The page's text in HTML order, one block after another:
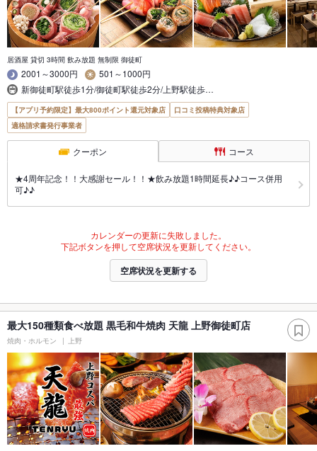
居酒屋 貸切 3時間 飲み放題 無制限 御徒町
2001～3000円
501～1000円
新御徒町駅徒歩1分/御徒町駅徒歩2分/上野駅徒歩…
【アプリ予約限定】最大800ポイント還元対象店
口コミ投稿特典対象店
適格請求書発行事業者
クーポン コース
★4周年記念！！大感謝セール！！★飲み放題1時間延長♪♪コース併用
可♪♪
カレンダーの更新に失敗しました。
下記ボタンを押して空席状況を更新してください。
空席状況を更新する
最大150種類食べ放題 黒毛和牛焼肉 天龍 上野御徒町店
焼肉・ホルモン 上野